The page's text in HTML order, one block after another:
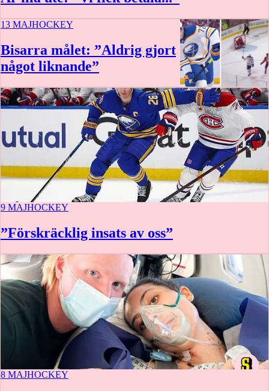
13 MAJHOCKEY
Bisarra målet: ”Aldrig gjort
något liknande”
9 MAJHOCKEY
”Förskräcklig insats av oss”
8 MAJHOCKEY